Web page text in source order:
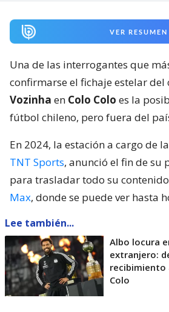
VER RESUMEN
Una de las interrogantes que
confirmarse el fichaje estelar del
Vozinha en Colo Colo es la
fútbol chileno, pero fuera del
En 2024, la estación a cargo de
TNT Sports, anunció el fin de su
para trasladar todo su
Max, donde se puede ver hasta
Lee también...
Albo locura
extranjero:
recibimiento
Colo